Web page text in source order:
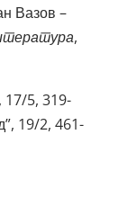
Вазов –
,
17/5, 319-
19/2, 461-